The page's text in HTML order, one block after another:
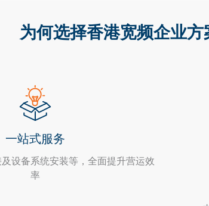
为何选择香港宽频企业方
一站式服务
设备系统安装等，全面提升营运效
率